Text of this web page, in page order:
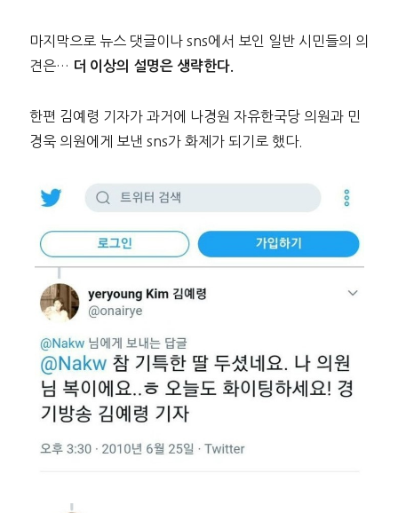
마지막으로 뉴스 댓글이나 sns에서 보인 일반 시민들의 의
견은… 더 이상의 설명은 생략한다.
한편 김예령 기자가 과거에 나경원 자유한국당 의원과 민
경욱 의원에게 보낸 sns가 화제가 되기로 했다.